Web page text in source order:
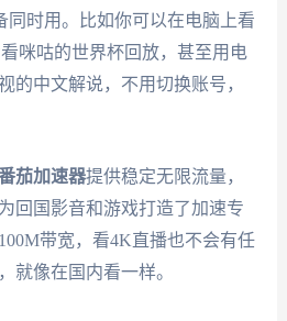
同时用。比如你可以在电脑上看
咪咕的世界杯回放，甚至用电
的中文解说，不用切换账号，
茄加速器提供稳定无限流量，
回国影音和游戏打造了加速专
带宽，看4K直播也不会有任
就像在国内看一样。